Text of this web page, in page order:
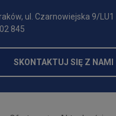
ul. Czarnowiejska 9/LU1
845
SKONTAKTUJ SIĘ Z NAMI